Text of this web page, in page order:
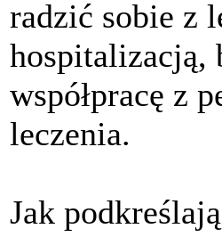
radzić sobie z
hospitalizacją,
współpracę z
leczenia.
Jak